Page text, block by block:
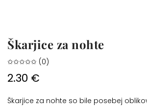
Škarjice za nohte
✩✩✩✩✩ (0)
2.30 €
Škarjice za nohte so bile posebej